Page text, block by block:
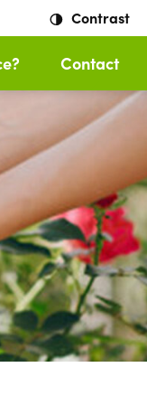
Contrast
Contact